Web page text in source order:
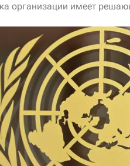
организации имеет